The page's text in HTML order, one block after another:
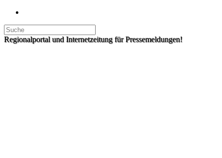
Regionalportal und Internetzeitung für Pressemeldungen!